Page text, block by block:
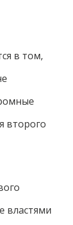
в том,
второго
властями